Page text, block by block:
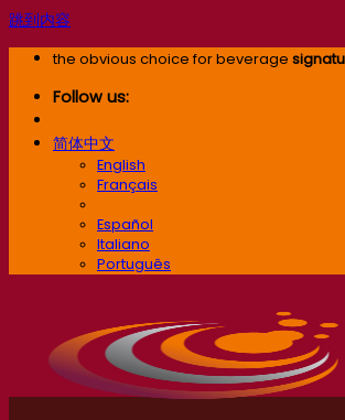
跳到内容
the obvious choice for beverage
Follow us:
简体中文
English
Français
Español
Italiano
Português